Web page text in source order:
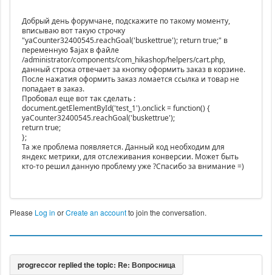
Добрый день форумчане, подскажите по такому моменту,
вписываю вот такую строчку
"yaCounter32400545.reachGoal('buskettrue'); return true;" в
переменную $ajax в файле
/administrator/components/com_hikashop/helpers/cart.php,
данный строка отвечает за кнопку оформить заказ в корзине.
После нажатия оформить заказ ломается ссылка и товар не
попадает в заказ.
Пробовал еще вот так сделать :
document.getElementById('test_1').onclick = function() {
yaCounter32400545.reachGoal('buskettrue');
return true;
};
Та же проблема появляется. Данный код необходим для
яндекс метрики, для отслеживания конверсии. Может быть
кто-то решил данную проблему уже ?Спасибо за внимание =)
Please Log in orCreate an accountto join the conversation.